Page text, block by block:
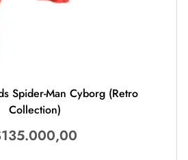
Spider-Man Cyborg (Retro
Collection)
135.000,00